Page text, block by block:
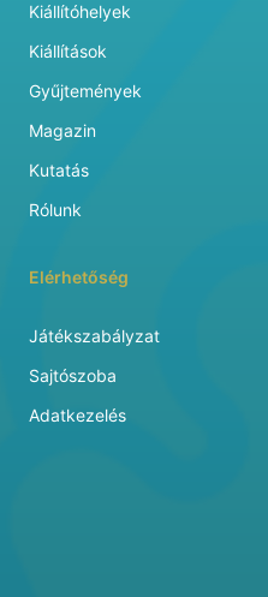
Kiállítóhelyek
Kiállítások
Gyűjtemények
Magazin
Kutatás
Rólunk
Elérhetőség
Játékszabályzat
Sajtószoba
Adatkezelés